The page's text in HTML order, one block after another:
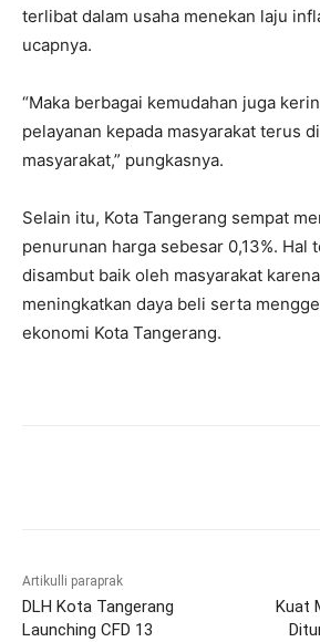
terlibat dalam usaha menekan laju
ucapnya.
“Maka berbagai kemudahan juga
pelayanan kepada masyarakat terus
masyarakat,” pungkasnya.
Selain itu, Kota Tangerang sempat
penurunan harga sebesar 0,13%. Hal
disambut baik oleh masyarakat
meningkatkan daya beli serta
ekonomi Kota Tangerang.
Artikulli paraprak
DLH Kota Tangerang
Launching CFD 13
Kuat